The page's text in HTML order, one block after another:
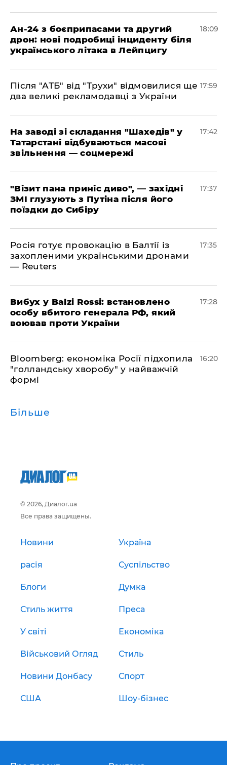
​Ан-24 з боєприпасами та другий
дрон: нові подробиці інциденту біля
українського літака в Лейпцигу
18:09
​Після "АТБ" від "Трухи" відмовилися ще
два великі рекламодавці з України
17:59
​На заводі зі складання "Шахедів" у
Татарстані відбуваються масові
звільнення — соцмережі
17:42
"Візит пана приніс диво", — західні
ЗМІ глузують з Путіна після його
поїздки до Сибіру
17:37
Росія готує провокацію в Балтії із
захопленими українськими дронами
— Reuters
17:35
​Вибух у Balzi Rossi: встановлено
особу вбитого генерала РФ, який
воював проти України
17:28
Bloomberg: економіка Росії підхопила
"голландську хворобу" у найважчій
формі
16:20
Більше
© 2026, Диалог.ua
Все права защищены.
Новини Україна
расія Суспільство
Блоги Думка
Стиль життя Преса
У світі Економіка
Військовий Огляд Стиль
Новини Донбасу Спорт
США Шоу-бізнес